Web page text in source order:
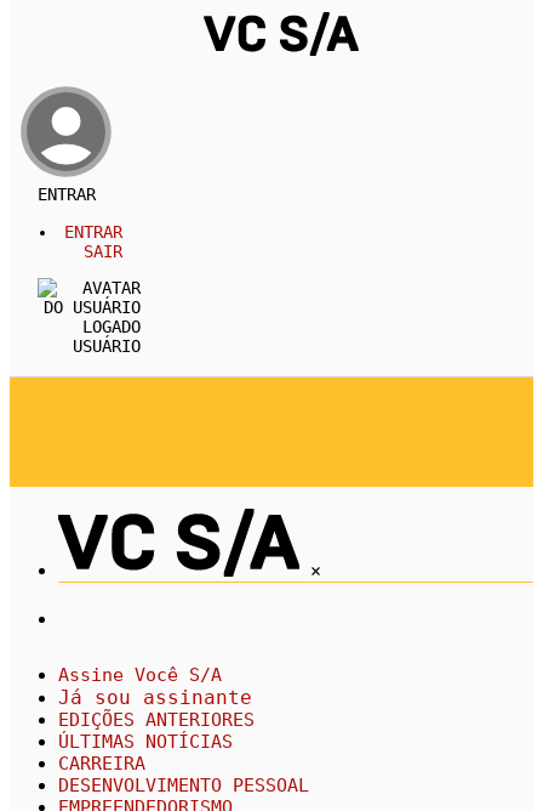
ENTRAR
ENTRAR
SAIR
USUÁRIO
×
Assine Você S/A
Já sou assinante
EDIÇÕES ANTERIORES
ÚLTIMAS NOTÍCIAS
CARREIRA
DESENVOLVIMENTO PESSOAL